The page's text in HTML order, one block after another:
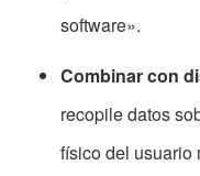
software».
Combinar con
recopile datos
físico del usuario